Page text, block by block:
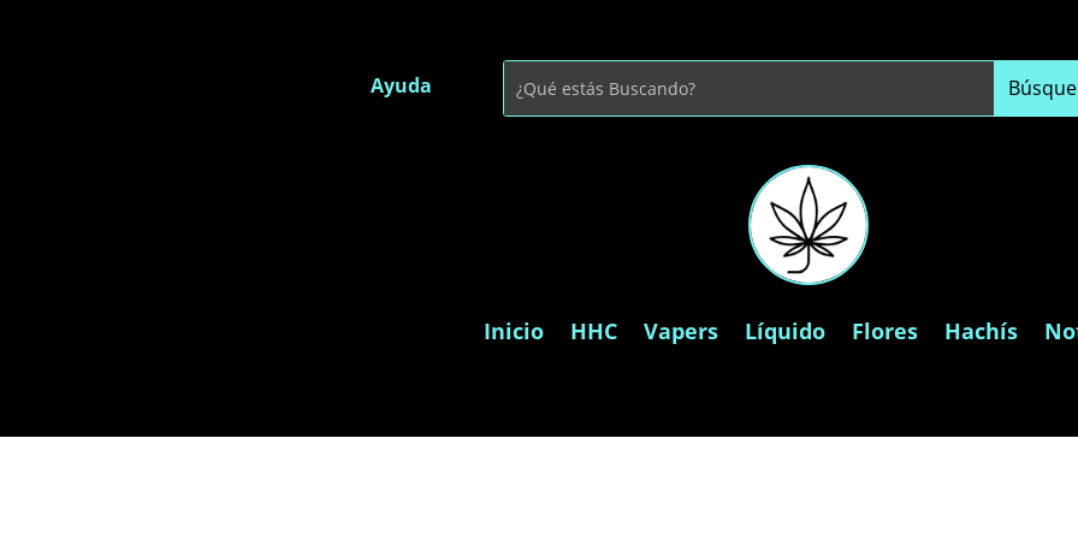
Ayuda
Inicio HHC Vapers Líquido Flores Hachís